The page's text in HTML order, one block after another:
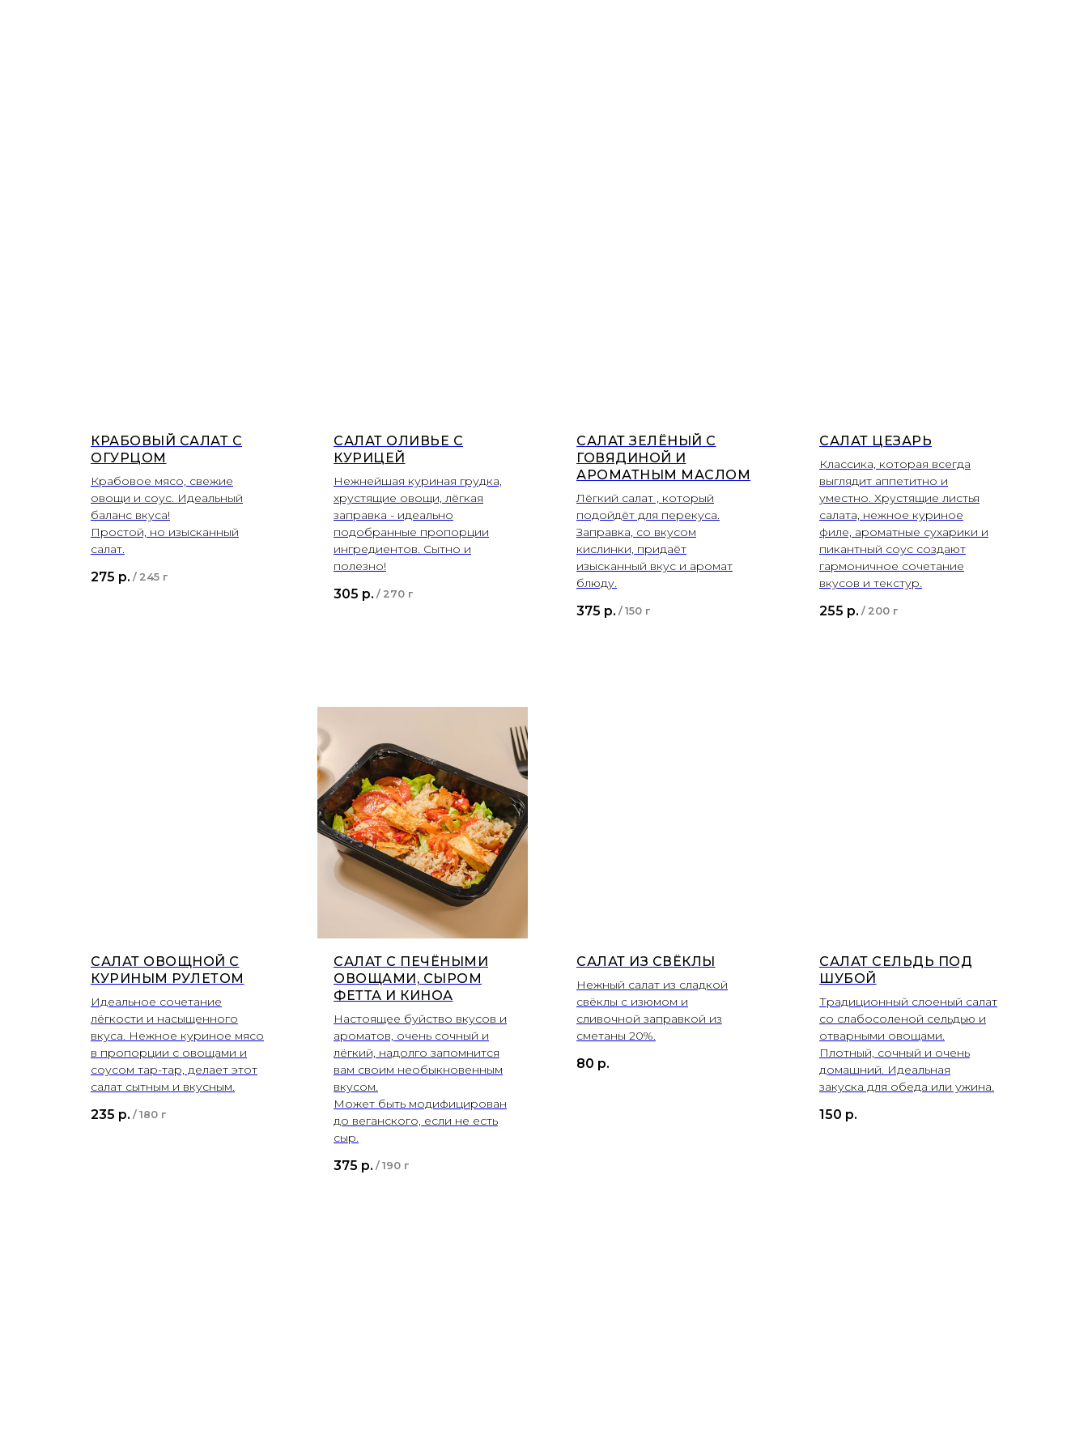
КРАБОВЫЙ САЛАТ С
ОГУРЦОМ
Крабовое мясо, свежие
овощи и соус. Идеальный
баланс вкуса!
Простой, но изысканный
салат.
275 р. / 245 г
САЛАТ ОЛИВЬЕ С
КУРИЦЕЙ
Нежнейшая куриная грудка,
хрустящие овощи, лёгкая
заправка - идеально
подобранные пропорции
ингредиентов. Сытно и
полезно!
305 р. / 270 г
САЛАТ ЗЕЛЁНЫЙ С
ГОВЯДИНОЙ И
АРОМАТНЫМ МАСЛОМ
Лёгкий салат , который
подойдёт для перекуса.
Заправка, со вкусом
кислинки, придаёт
изысканный вкус и аромат
блюду.
375 р. / 150 г
САЛАТ ЦЕЗАРЬ
Классика, которая всегда
выглядит аппетитно и
уместно. Хрустящие листья
салата, нежное куриное
филе, ароматные сухарики и
пикантный соус создают
гармоничное сочетание
вкусов и текстур.
255 р. / 200 г
САЛАТ ОВОЩНОЙ С
КУРИНЫМ РУЛЕТОМ
Идеальное сочетание
лёгкости и насыщенного
вкуса. Нежное куриное мясо
в пропорции с овощами и
соусом тар-тар, делает этот
салат сытным и вкусным.
235 р. / 180 г
САЛАТ С ПЕЧЁНЫМИ
ОВОЩАМИ, СЫРОМ
ФЕТТА И КИНОА
Настоящее буйство вкусов и
ароматов, очень сочный и
лёгкий, надолго запомнится
вам своим необыкновенным
вкусом.
Может быть модифицирован
до веганского, если не есть
сыр.
375 р. / 190 г
САЛАТ ИЗ СВЁКЛЫ
Нежный салат из сладкой
свёклы с изюмом и
сливочной заправкой из
сметаны 20%.
80 р.
САЛАТ СЕЛЬДЬ ПОД
ШУБОЙ
Традиционный слоеный салат
со слабосоленой сельдью и
отварными овощами.
Плотный, сочный и очень
домашний. Идеальная
закуска для обеда или ужина.
150 р.